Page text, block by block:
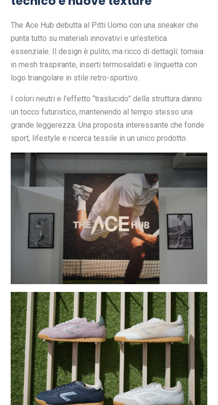
The Ace Hub debutta al Pitti Uomo con una sneaker che
punta tutto su materiali innovativi e un’estetica
essenziale. Il design è pulito, ma ricco di dettagli: tomaia
in mesh traspirante, inserti termosaldati e linguetta con
logo triangolare in stile retro-sportivo.
I colori neutri e l’effetto “traslucido” della struttura danno
un tocco futuristico, mantenendo al tempo stesso una
grande leggerezza. Una proposta interessante che fonde
sport, lifestyle e ricerca tessile in un unico prodotto.